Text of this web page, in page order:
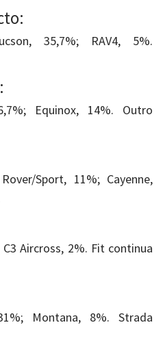
35,7%; RAV4, 5%.
Equinox, 14%. Outro
Sport, 11%; Cayenne,
C3 Aircross, 2%. Fit continua
Montana, 8%. Strada